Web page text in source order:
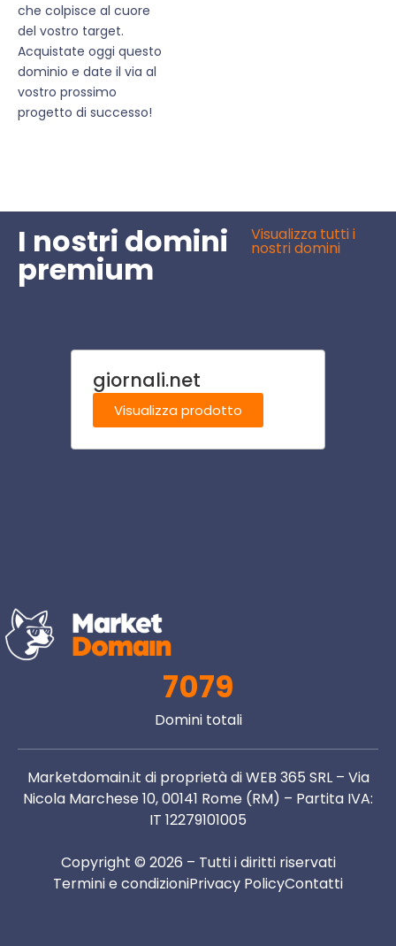
che colpisce al cuore
del vostro target.
Acquistate oggi questo
dominio e date il via al
vostro prossimo
progetto di successo!
I nostri domini
premium
Visualizza tutti i
nostri domini
giornali.net
Visualizza prodotto
7079
Domini totali
Marketdomain.it di proprietà di WEB 365 SRL – Via
Nicola Marchese 10, 00141 Rome (RM) – Partita IVA:
IT 12279101005
Copyright © 2026 – Tutti i diritti riservati
Termini e condizioniPrivacy PolicyContatti